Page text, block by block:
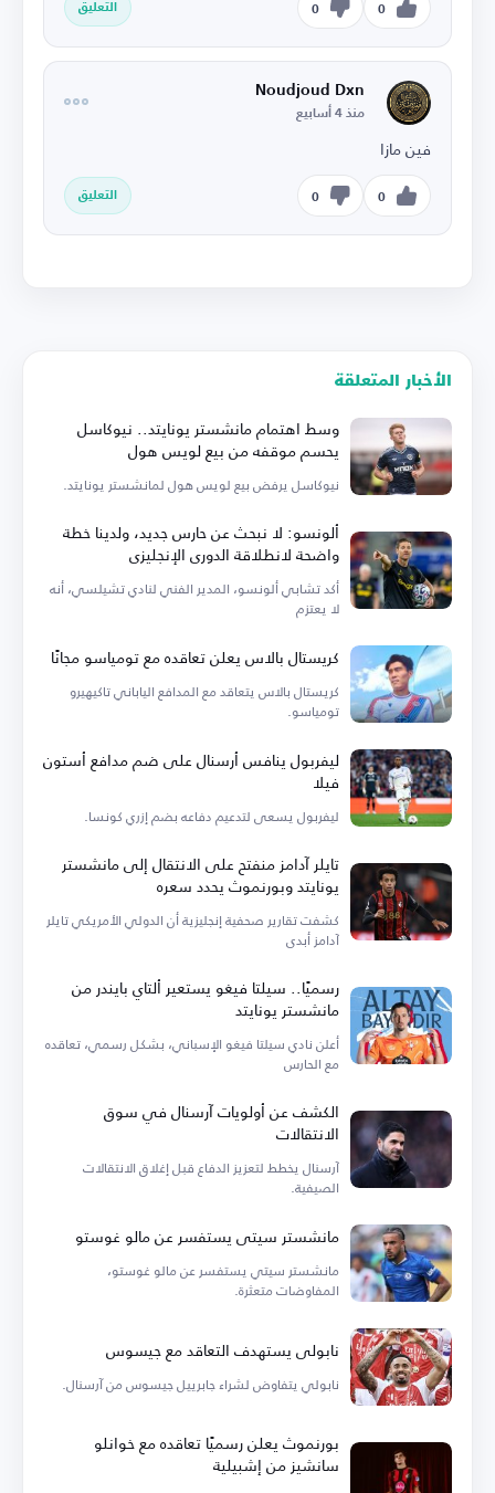
0
0 التعليق
Noudjoud Dxn
منذ 4 أسابيع
فين مازا
0
0 التعليق
الأخبار المتعلقة
وسط اهتمام مانشستر يونايتد.. نيوكاسل
يحسم موقفه من بيع لويس هول
نيوكاسل يرفض بيع لويس هول لمانشستر يونايتد.
ألونسو: لا نبحث عن حارس جديد، ولدينا خطة
واضحة لانطلاقة الدوري الإنجليزي
أكد تشابي ألونسو، المدير الفني لنادي تشيلسي، أنه
لا يعتزم
كريستال بالاس يعلن تعاقده مع تومياسو مجانًا
كريستال بالاس يتعاقد مع المدافع الياباني تاكيهيرو
تومياسو.
ليفربول ينافس أرسنال على ضم مدافع أستون
فيلا
ليفربول يسعى لتدعيم دفاعه بضم إزري كونسا.
تايلر آدامز منفتح على الانتقال إلى مانشستر
يونايتد وبورنموث يحدد سعره
كشفت تقارير صحفية إنجليزية أن الدولي الأمريكي تايلر
آدامز أبدى
رسميًا.. سيلتا فيغو يستعير ألتاي بايندر من
مانشستر يونايتد
أعلن نادي سيلتا فيغو الإسباني، بشكل رسمي، تعاقده
مع الحارس
الكشف عن أولويات آرسنال في سوق
الانتقالات
آرسنال يخطط لتعزيز الدفاع قبل إغلاق الانتقالات
الصيفية.
مانشستر سيتي يستفسر عن مالو غوستو
مانشستر سيتي يستفسر عن مالو غوستو،
المفاوضات متعثرة.
نابولي يستهدف التعاقد مع جيسوس
نابولي يتفاوض لشراء جابرييل جيسوس من آرسنال.
بورنموث يعلن رسميًا تعاقده مع خوانلو
سانشيز من إشبيلية